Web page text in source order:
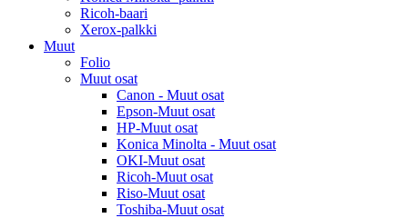
Ricoh-baari
Xerox-palkki
Muut
Folio
Muut osat
Canon - Muut osat
Epson-Muut osat
HP-Muut osat
Konica Minolta - Muut osat
OKI-Muut osat
Ricoh-Muut osat
Riso-Muut osat
Toshiba-Muut osat